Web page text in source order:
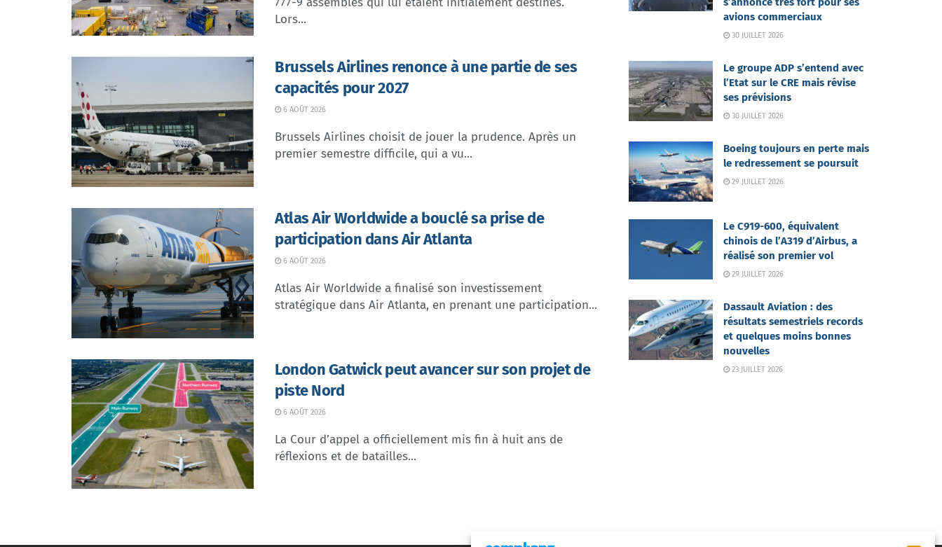
Lors...
Brussels Airlines renonce à une partie de ses
capacités pour 2027
6 AOÛT 2026
Brussels Airlines choisit de jouer la prudence. Après un
premier semestre difficile, qui a vu...
Atlas Air Worldwide a bouclé sa prise de
participation dans Air Atlanta
6 AOÛT 2026
Atlas Air Worldwide a finalisé son investissement
stratégique dans Air Atlanta, en prenant une participation...
London Gatwick peut avancer sur son projet de
piste Nord
6 AOÛT 2026
La Cour d’appel a officiellement mis fin à huit ans de
réflexions et de batailles...
avions commerciaux
30 JUILLET 2026
Le groupe ADP s’entend avec
l’Etat sur le CRE mais révise
ses prévisions
30 JUILLET 2026
Boeing toujours en perte mais
le redressement se poursuit
29 JUILLET 2026
Le C919-600, équivalent
chinois de l’A319 d’Airbus, a
réalisé son premier vol
29 JUILLET 2026
Dassault Aviation : des
résultats semestriels records
et quelques moins bonnes
nouvelles
23 JUILLET 2026